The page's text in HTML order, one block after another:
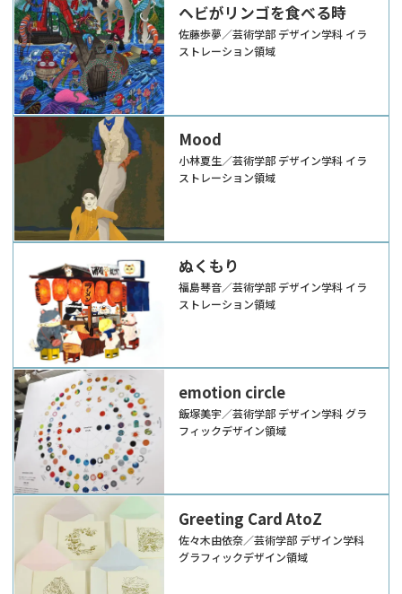
ヘビがリンゴを食べる時
佐藤歩夢／芸術学部 デザイン学科 イラ
ストレーション領域
Mood
小林夏生／芸術学部 デザイン学科 イラ
ストレーション領域
ぬくもり
福島琴音／芸術学部 デザイン学科 イラ
ストレーション領域
emotion circle
飯塚美宇／芸術学部 デザイン学科 グラ
フィックデザイン領域
Greeting Card AtoZ
佐々木由依奈／芸術学部 デザイン学科
グラフィックデザイン領域